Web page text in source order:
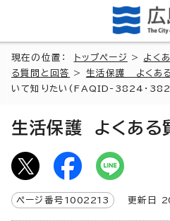
現在の位置： トップページ > よく
る質問と回答
> 生活保護 よくあ
いて知りたい(FAQID-3824・
生活保護 よくある
ページ番号 1002213 更新日